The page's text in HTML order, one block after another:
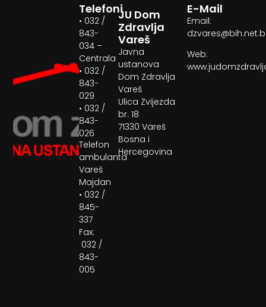
JU Dom
Zdravlja
Vareš
Javna
ustanova
Dom Zdravlja
Vareš
Ulica Zvijezda
br. 18
71330 Vareš
Bosna i
Hercegovina
Telefoni
• 032 /
843-
034 –
Centrala
• 032 /
843-
029
• 032 /
843-
026
Telefon
ambulanta
Vareš
Majdan
• 032 /
845-
337
Fax:
032 /
843-
005
E-Mail
Email:
Web: